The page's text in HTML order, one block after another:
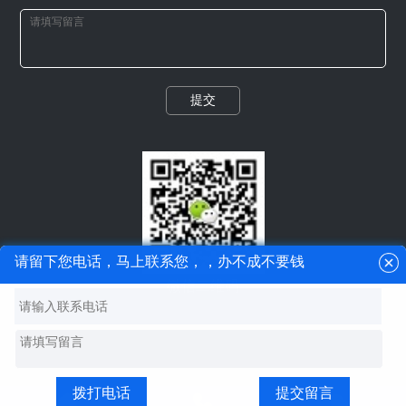
请留下您电话，马上联系您，，办不成不要钱
拨打电话 提交留言
提交
微信二维码